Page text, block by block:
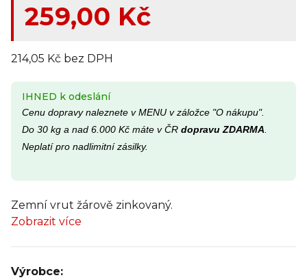
259,00 Kč
214,05 Kč bez DPH
IHNED k odeslání
Cenu dopravy naleznete v MENU v záložce "O nákupu".
Do 30 kg a nad 6.000 Kč máte v ČR dopravu ZDARMA
Neplatí pro nadlimitní zásilky.
Zemní vrut žárově zinkovaný.
Zobrazit více
Výrobce: